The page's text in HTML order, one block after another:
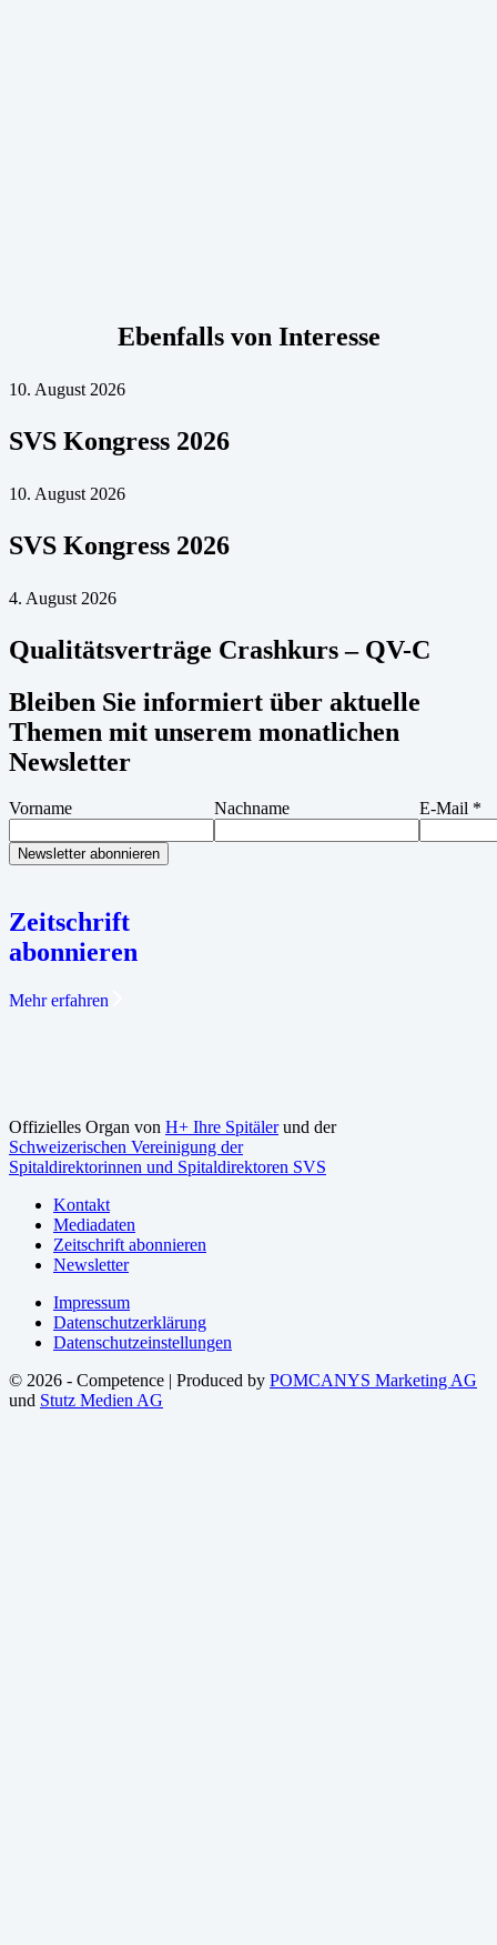
Ebenfalls von Interesse
10. August 2026
SVS Kongress 2026
10. August 2026
SVS Kongress 2026
4. August 2026
Qualitätsverträge Crashkurs – QV-C
Bleiben Sie informiert über aktuelle
Themen mit unserem monatlichen
Newsletter
Vorname Nachname E-Mail *
Zeitschrift
abonnieren
Mehr erfahren
Offizielles Organ von H+ Ihre Spitälerund der
Schweizerischen Vereinigung der
Spitaldirektorinnen und Spitaldirektoren SVS
Kontakt
Mediadaten
Zeitschrift abonnieren
Newsletter
Impressum
Datenschutzerklärung
Datenschutzeinstellungen
© 2026 - Competence | Produced by POMCANYS Marketing AG
und Stutz Medien AG